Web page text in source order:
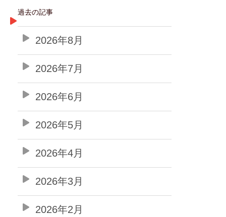
過去の記事
2026年8月
2026年7月
2026年6月
2026年5月
2026年4月
2026年3月
2026年2月